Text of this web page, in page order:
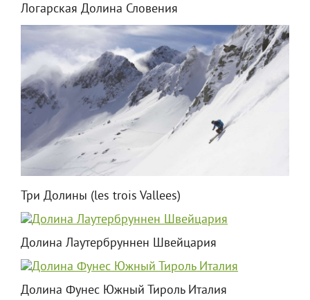
Логарская Долина Словения
Три Долины (les trois Vallees)
Долина Лаутербруннен Швейцария
Долина Фунес Южный Тироль Италия